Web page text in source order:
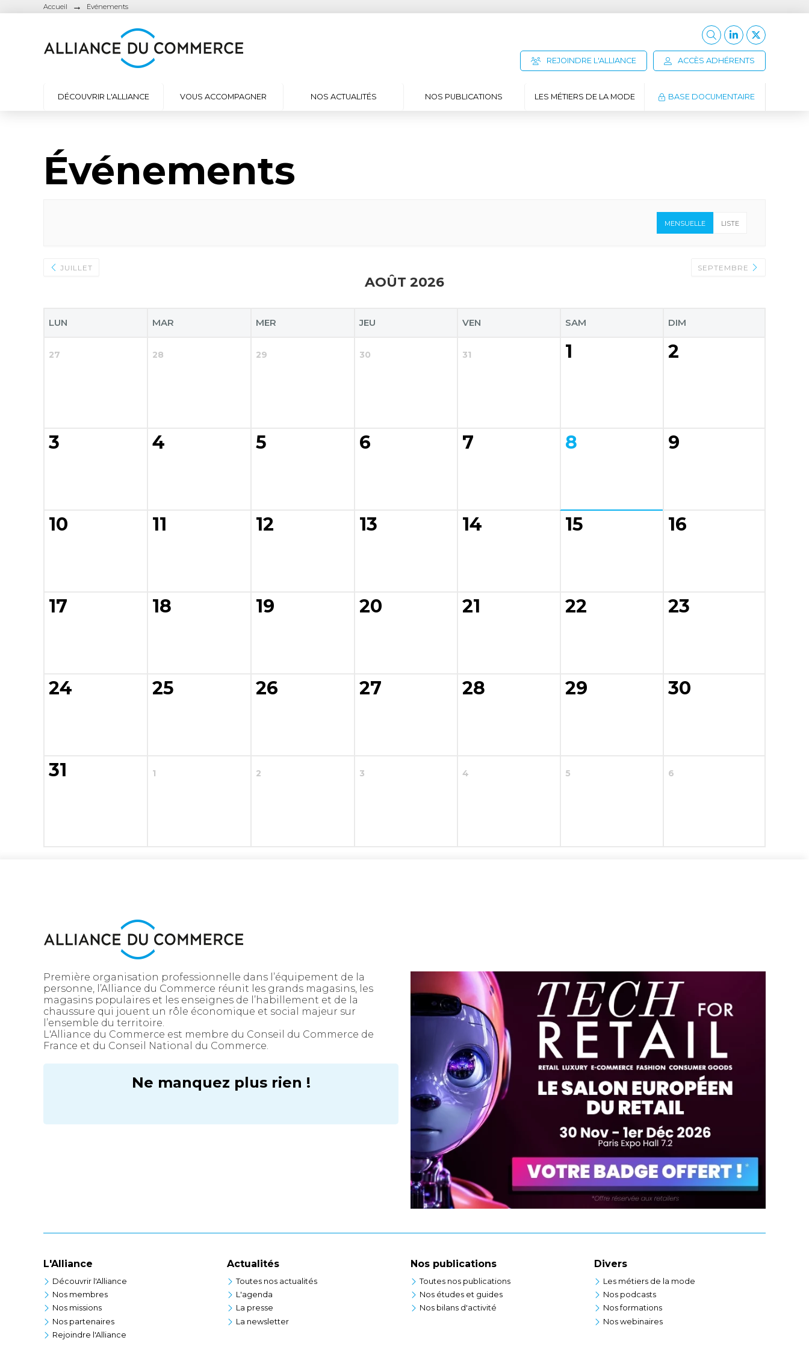
Accueil → Événements
REJOINDRE L'ALLIANCE ACCÈS ADHÉRENTS
DÉCOUVRIR L'ALLIANCE VOUS ACCOMPAGNER NOS ACTUALITÉS NOS PUBLICATIONS LES MÉTIERS DE LA MODE BASE DOCUMENTAIRE
Événements
MENSUELLE LISTE
JUILLET
AOÛT 2026
SEPTEMBRE
LUN MAR MER JEU VEN SAM DIM
27 28 29 30 31 1 2
3 4 5 6 7 8 9
10 11 12 13 14 15 16
17 18 19 20 21 22 23
24 25 26 27 28 29 30
31 1 2 3 4 5 6
Première organisation professionnelle dans l’équipement de la
personne, l’Alliance du Commerce réunit les grands magasins, les
magasins populaires et les enseignes de l’habillement et de la
chaussure qui jouent un rôle économique et social majeur sur
l’ensemble du territoire.
L'Alliance du Commerce est membre du Conseil du Commerce de
France et du Conseil National du Commerce.
Ne manquez plus rien !
L'Alliance
Découvrir l'Alliance
Nos membres
Nos missions
Nos partenaires
Rejoindre l'Alliance
Actualités
Toutes nos actualités
L'agenda
La presse
La newsletter
Nos publications
Toutes nos publications
Nos études et guides
Nos bilans d'activité
Divers
Les métiers de la mode
Nos podcasts
Nos formations
Nos webinaires